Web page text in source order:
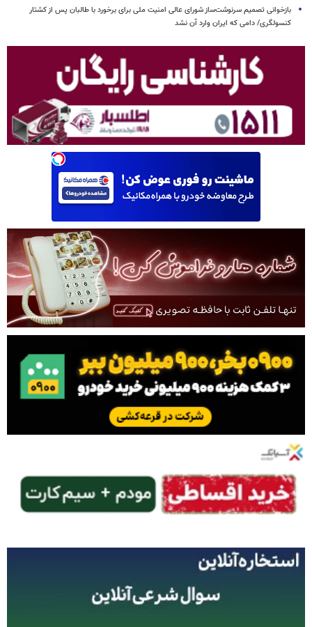
بازخوانی تصمیم سرنوشت‌ساز شورای عالی امنیت ملی برای برخورد با طالبان پس از کشتار
کنسولگری/ دامی که ایران وارد آن نشد